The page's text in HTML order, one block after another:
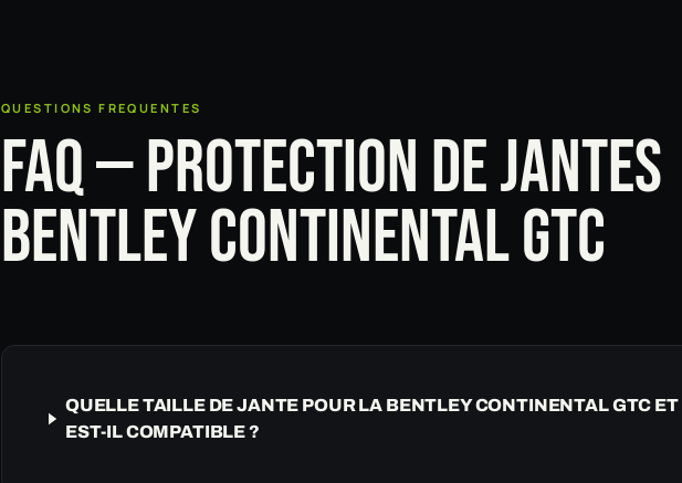
QUESTIONS FREQUENTES
FAQ — PROTECTION DE JANTES
BENTLEY CONTINENTAL GTC
QUELLE TAILLE DE JANTE POUR LA BENTLEY CONTINENTAL GTC
EST-IL COMPATIBLE ?